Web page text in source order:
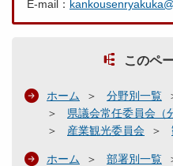
E-mail：
このペ
ホーム 分野別一覧
県議会常任委員会（
産業観光委員会
ホーム 部署別一覧